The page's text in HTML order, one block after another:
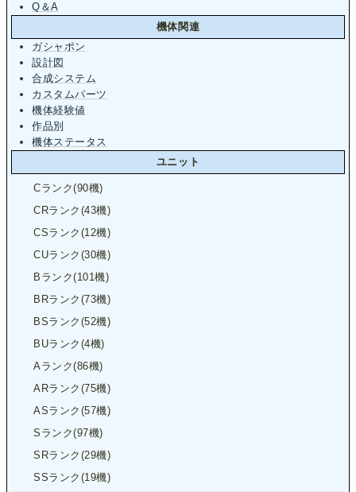
Q＆A
機体関連
ガシャポン
設計図
合成システム
カスタムパーツ
機体経験値
作品別
機体ステータス
ユニット
Cランク(90機)
CRランク(43機)
CSランク(12機)
CUランク(30機)
Bランク(101機)
BRランク(73機)
BSランク(52機)
BUランク(4機)
Aランク(86機)
ARランク(75機)
ASランク(57機)
Sランク(97機)
SRランク(29機)
SSランク(19機)